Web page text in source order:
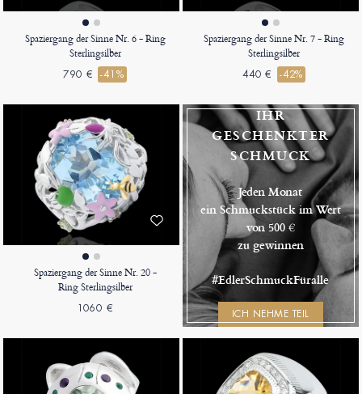
Spaziergang der Sinne Nr. 6 - Ring
Sterlingsilber
790 € -41%
Spaziergang der Sinne Nr. 7 - Ring
Sterlingsilber
440 € -42%
Spaziergang der Sinne Nr. 20 -
Ring Sterlingsilber
1060 €
IHR
GESCHENKTER
SCHMUCK
Jeden Monat
ein Schmuckstück im Wert
von 500 €
zu gewinnen
#EdlerSchmuckFüralle
ICH NEHME TEIL